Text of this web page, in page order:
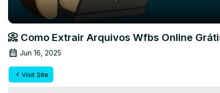
📀 Como Extrair Arquivos Wfbs Online
Jun 16, 2025
Visit Site